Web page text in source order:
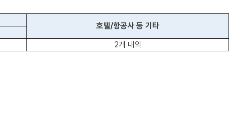
호텔/항공사 등 기타
2개 내외